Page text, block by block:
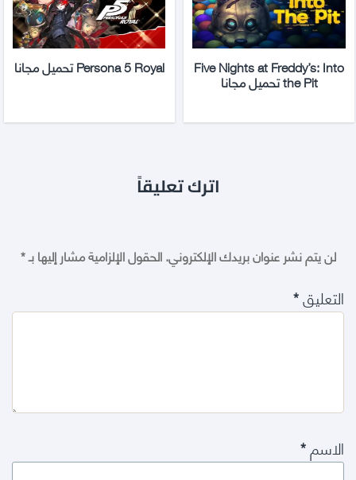
Five Nights at Freddy’s: Into
the Pit تحميل مجانا
Persona 5 Royal تحميل مجانا
اترك تعليقاً
لن يتم نشر عنوان بريدك الإلكتروني.الحقول الإلزامية مشار إليها بـ*
التعليق*
الاسم*